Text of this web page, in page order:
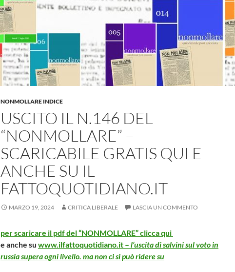
NONMOLLARE INDICE
USCITO IL N.146 DEL
“NONMOLLARE” –
SCARICABILE GRATIS QUI E
ANCHE SU IL
FATTOQUOTIDIANO.IT
MARZO 19, 2024 CRITICA LIBERALE LASCIA UN COMMENTO
per scaricare il pdf del “NONMOLLARE” clicca qui
e anche su www.ilfattoquotidiano.it – l’uscita di salvini sul voto in
russia supera ogni livello. ma non ci si può ridere su